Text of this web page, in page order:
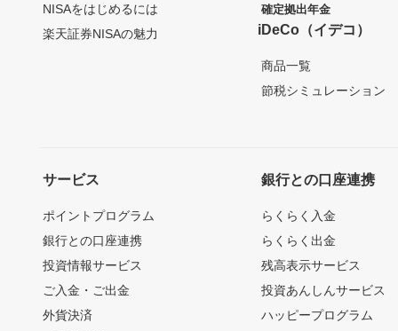
NISAをはじめるには
楽天証券NISAの魅力
確定拠出年金
iDeCo（イデコ）
商品一覧
節税シミュレーション
サービス
ポイントプログラム
銀行との口座連携
投資情報サービス
ご入金・ご出金
外貨決済
銀行との口座連携
らくらく入金
らくらく出金
残高表示サービス
投資あんしんサービス
ハッピープログラム